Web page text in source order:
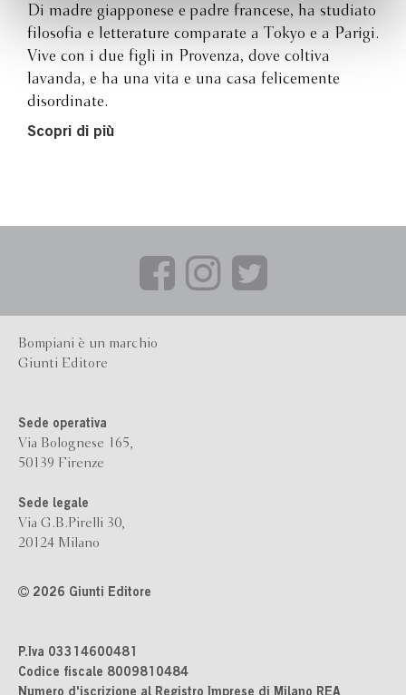
Di madre giapponese e padre francese, ha studiato
filosofia e letterature comparate a Tokyo e a Parigi.
Vive con i due figli in Provenza, dove coltiva
lavanda, e ha una vita e una casa felicemente
disordinate.
Scopri di più
Bompiani è un marchio
Giunti Editore
Sede operativa
Via Bolognese 165,
50139 Firenze
Sede legale
Via G.B.Pirelli 30,
20124 Milano
2026 Giunti Editore
P.Iva 03314600481
Codice fiscale 8009810484